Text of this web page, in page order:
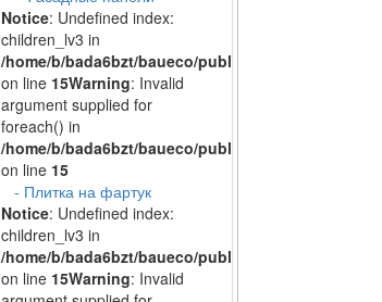
Notice: Undefined index:
children_lv3 in
/home/b/bada6bzt/baueco/public_html/catalog/
on line 15Warning: Invalid
argument supplied for
foreach() in
/home/b/bada6bzt/baueco/public_html/catalog/
on line 15
- Плитка на фартук
Notice: Undefined index:
children_lv3 in
/home/b/bada6bzt/baueco/public_html/catalog/
on line 15Warning: Invalid